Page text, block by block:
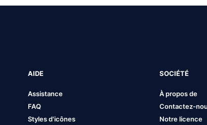
AIDE
Assistance
FAQ
Styles d'icônes
SOCIÉTÉ
À propos de
Contactez-
Notre licence